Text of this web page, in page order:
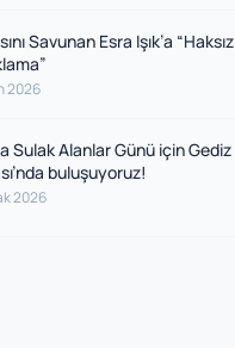
Savunan Esra Işık’a “Haksız
2026
Sulak Alanlar Günü için Gediz
buluşuyoruz!
2026